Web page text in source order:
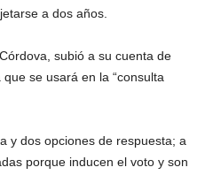
a dos años.
subió a su cuenta de
se usará en la “consulta
y dos opciones de respuesta; a
porque inducen el voto y son